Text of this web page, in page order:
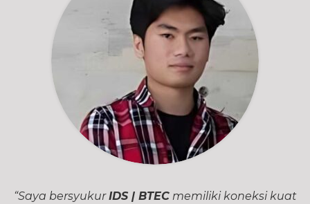
“Saya bersyukurIDS | BTECmemiliki koneksi kuat